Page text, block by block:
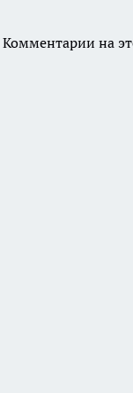
Комментарии на